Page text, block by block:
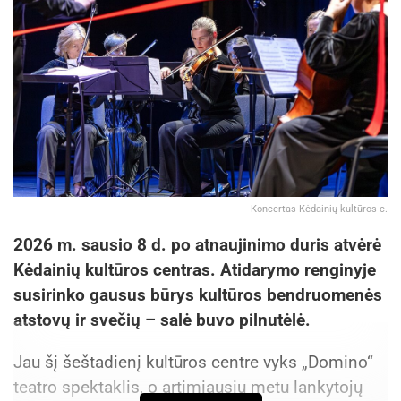
Koncertas Kėdainių kultūros c.
2026 m. sausio 8 d. po atnaujinimo duris atvėrė
Kėdainių kultūros centras. Atidarymo renginyje
susirinko gausus būrys kultūros bendruomenės
atstovų ir svečių – salė buvo pilnutėlė.
Jau šį šeštadienį kultūros centre vyks „Domino“
teatro spektaklis, o artimiausiu metu lankytojų